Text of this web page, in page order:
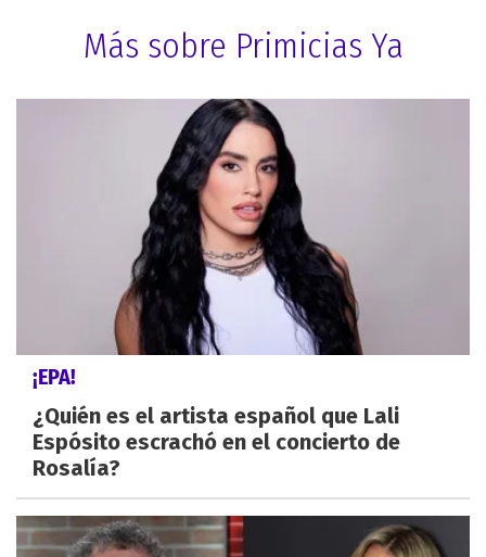
Más sobre Primicias Ya
¡EPA!
¿Quién es el artista español que Lali
Espósito escrachó en el concierto de
Rosalía?